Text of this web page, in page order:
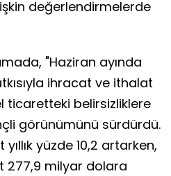
değerlendirmelerde
"Haziran ayında
ihracat ve ithalat
ticaretteki belirsizliklere
görünümünü sürdürdü.
yüzde 10,2 artarken,
277,9 milyar dolara